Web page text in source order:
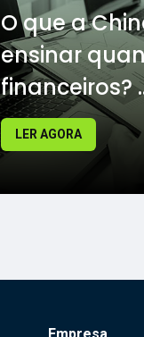
O que a
ensinar
financeiros?
LER AGORA